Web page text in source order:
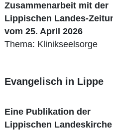
Zusammenarbeit mit der
Lippischen Landes-
vom 25. April 2026
Thema: Klinikseelsorge
Evangelisch in Lippe
Eine Publikation der
Lippischen